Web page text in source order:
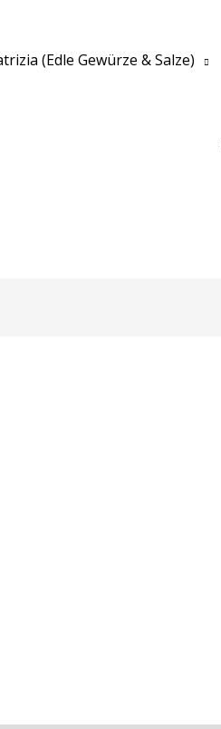
(Edle Gewürze & Salze)